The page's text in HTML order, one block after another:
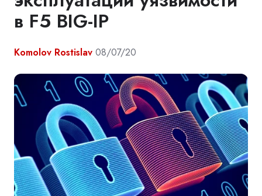
в F5 BIG-IP
Komolov Rostislav 08/07/20